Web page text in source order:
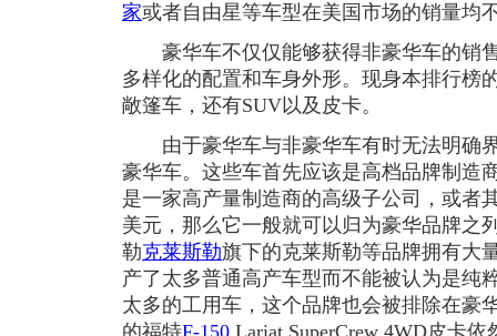
家或者自由星等车型在美国市场的销量均
豪华车不仅仅能够获得非豪华车的销
多样化的配置和车身外形。现身本排行榜
敞篷车，还有SUV以及皮卡。
由于豪华车与非豪华车有时无法明确
豪华车。这些车首先应该是高档品牌制造
是一家高产量制造商的高级子公司，或者
美元，那么它一般就可以归为豪华品牌之
勒克莱斯勒旗下的克莱斯勒等品牌拥有大
产了太多普通高产车型而不能被认为是纯
太多的工用车，这个品牌也会被排除在豪
的福特F-150 Lariat SuperCrew 4WD皮卡